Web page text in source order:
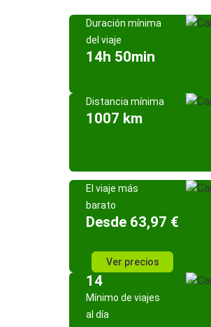
Duración mínima
del viaje
14h 50min
Distancia mínima
1007 km
El viaje más
barato
Desde 63,97 €
Ver precios
14
Mínimo de viajes
al día